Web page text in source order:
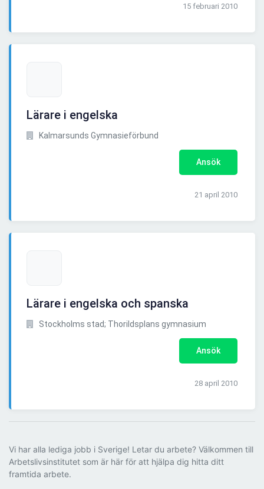
15 februari 2010
Lärare i engelska
Kalmarsunds Gymnasieförbund
Ansök
21 april 2010
Lärare i engelska och spanska
Stockholms stad; Thorildsplans gymnasium
Ansök
28 april 2010
Vi har alla lediga jobb i Sverige! Letar du arbete? Välkommen till
Arbetslivsinstitutet som är här för att hjälpa dig hitta ditt
framtida arbete.